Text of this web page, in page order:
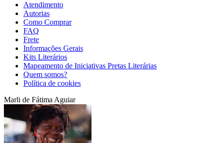
Atendimento
Autorias
Como Comprar
FAQ
Frete
Informações Gerais
Kits Literários
Mapeamento de Iniciativas Pretas Literárias
Quem somos?
Política de cookies
Marli de Fátima Aguiar